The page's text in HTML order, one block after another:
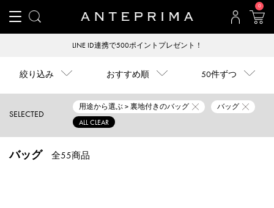
0
【全国一律送料600円】税込22,000円以上ご購入で
絞り込み おすすめ順 50件ずつ
SELECTED
用途から選ぶ > 裏地付きのバッグ
バッグ
ALL CLEAR
バッグ 全55商品